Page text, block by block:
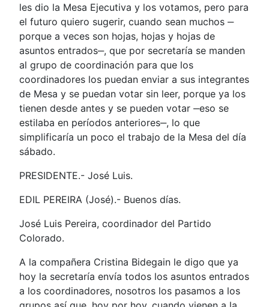
les dio la Mesa Ejecutiva y los votamos, pero para
el futuro quiero sugerir, cuando sean muchos ‒
porque a veces son hojas, hojas y hojas de
asuntos entrados‒, que por secretaría se manden
al grupo de coordinación para que los
coordinadores los puedan enviar a sus integrantes
de Mesa y se puedan votar sin leer, porque ya los
tienen desde antes y se pueden votar ‒eso se
estilaba en períodos anteriores‒, lo que
simplificaría un poco el trabajo de la Mesa del día
sábado.
PRESIDENTE.- José Luis.
EDIL PEREIRA (José).- Buenos días.
José Luis Pereira, coordinador del Partido
Colorado.
A la compañera Cristina Bidegain le digo que ya
hoy la secretaría envía todos los asuntos entrados
a los coordinadores, nosotros los pasamos a los